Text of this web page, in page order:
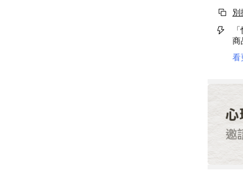
別
商
看